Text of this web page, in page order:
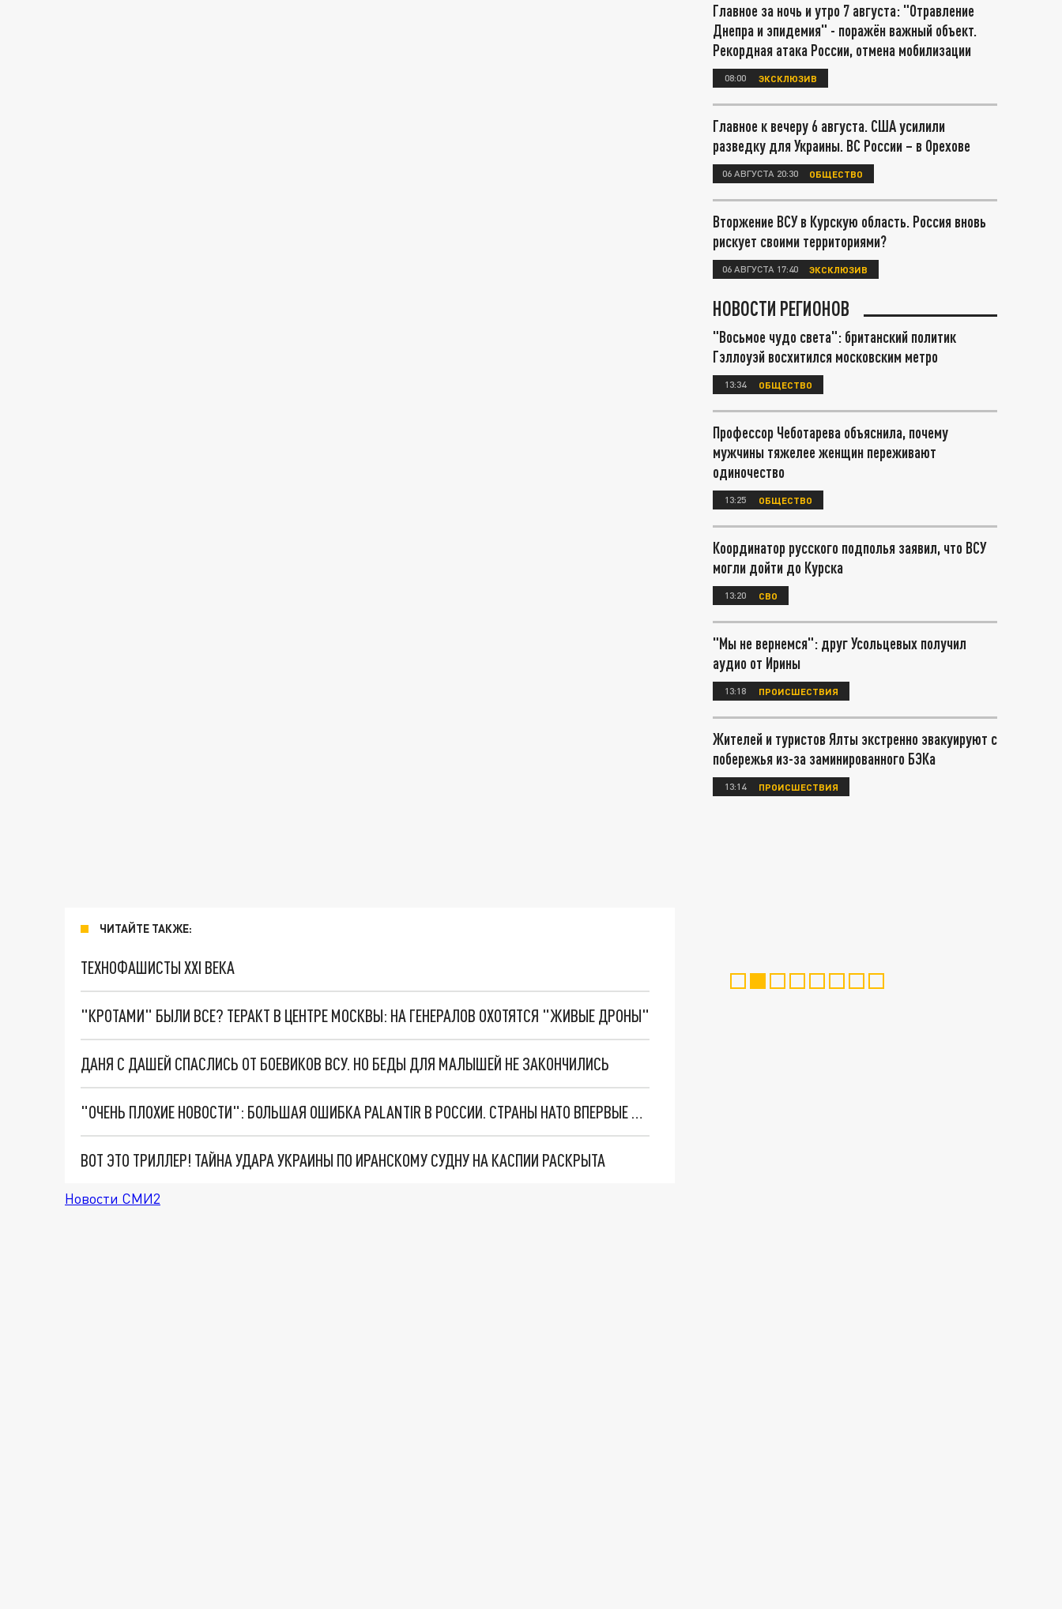
ЧИТАЙТЕ ТАКЖЕ:
ТЕХНОФАШИСТЫ XXI ВЕКА
"КРОТАМИ" БЫЛИ ВСЕ? ТЕРАКТ В ЦЕНТРЕ МОСКВЫ: НА ГЕНЕРАЛОВ ОХОТЯТСЯ "ЖИВЫЕ ДРОНЫ"
ДАНЯ С ДАШЕЙ СПАСЛИСЬ ОТ БОЕВИКОВ ВСУ. НО БЕДЫ ДЛЯ МАЛЫШЕЙ НЕ ЗАКОНЧИЛИСЬ
"ОЧЕНЬ ПЛОХИЕ НОВОСТИ": БОЛЬШАЯ ОШИБКА PALANTIR В РОССИИ. СТРАНЫ НАТО ВПЕРВЫЕ ЗА СВО ОСТАНОВИЛИ ПОСТАВКИ ОРУЖИЯ. ВСУ ТЕРЯЮТ ПРИГРАНИЧЬЕ?
ВОТ ЭТО ТРИЛЛЕР! ТАЙНА УДАРА УКРАИНЫ ПО ИРАНСКОМУ СУДНУ НА КАСПИИ РАСКРЫТА
Новости СМИ2
Главное за ночь и утро 7 августа: "Отравление
Днепра и эпидемия" - поражён важный объект.
Рекордная атака России, отмена мобилизации
08:00 ЭКСКЛЮЗИВ
Главное к вечеру 6 августа. США усилили
разведку для Украины. ВС России – в Орехове
06 АВГУСТА 20:30 ОБЩЕСТВО
Вторжение ВСУ в Курскую область. Россия вновь
рискует своими территориями?
06 АВГУСТА 17:40 ЭКСКЛЮЗИВ
НОВОСТИ РЕГИОНОВ
"Восьмое чудо света": британский политик
Гэллоуэй восхитился московским метро
13:34 ОБЩЕСТВО
Профессор Чеботарева объяснила, почему
мужчины тяжелее женщин переживают
одиночество
13:25 ОБЩЕСТВО
Координатор русского подполья заявил, что ВСУ
могли дойти до Курска
13:20 СВО
"Мы не вернемся": друг Усольцевых получил
аудио от Ирины
13:18 ПРОИСШЕСТВИЯ
Жителей и туристов Ялты экстренно эвакуируют с
побережья из-за заминированного БЭКа
13:14 ПРОИСШЕСТВИЯ